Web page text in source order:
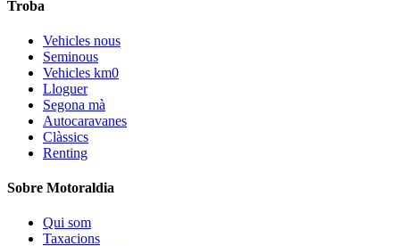
Troba
Vehicles nous
Seminous
Vehicles km0
Lloguer
Segona mà
Autocaravanes
Clàssics
Renting
Sobre Motoraldia
Qui som
Taxacions